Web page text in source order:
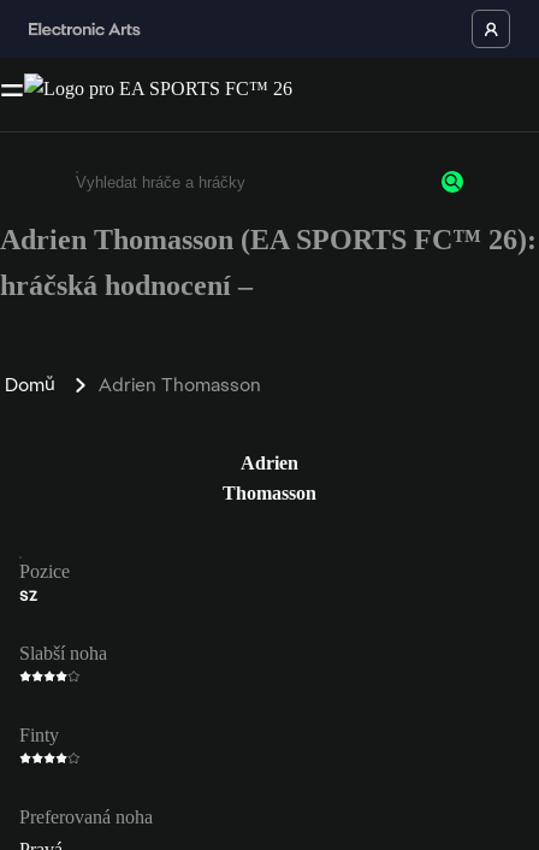
Enter a minimum of 3 characters or numbers
Adrien Thomasson (EA SPORTS FC™ 26):
hráčská hodnocení –
Domů Adrien Thomasson
Adrien
Thomasson
Pozice
SZ
Slabší noha
Finty
Preferovaná noha